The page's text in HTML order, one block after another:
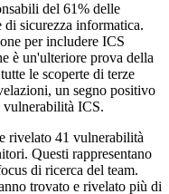
del 61% delle
di sicurezza informatica.
per includere ICS
è un'ulteriore prova della
le scoperte di terze
un segno positivo
vulnerabilità ICS.
rivelato 41 vulnerabilità
Questi rappresentano
di ricerca del team.
trovato e rivelato più di